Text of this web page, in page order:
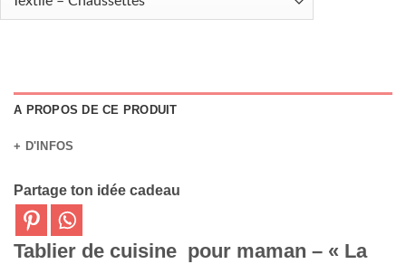
A PROPOS DE CE PRODUIT
+ D'INFOS
Partage ton idée cadeau
Tablier de cuisine pour maman – « La